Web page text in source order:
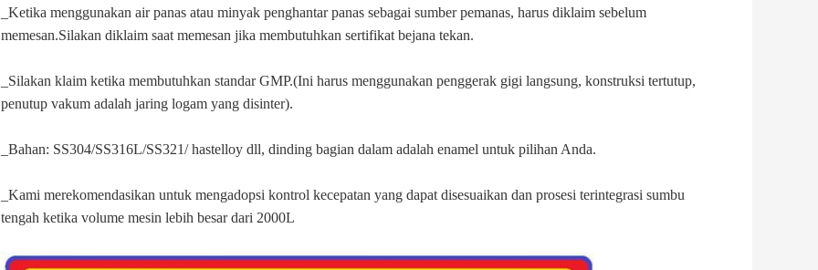
_Ketika menggunakan air panas atau minyak penghantar panas sebagai sumber pemanas, harus diklaim sebelum
memesan.Silakan diklaim saat memesan jika membutuhkan sertifikat bejana tekan.
_Silakan klaim ketika membutuhkan standar GMP.(Ini harus menggunakan penggerak gigi langsung, konstruksi tertutup,
penutup vakum adalah jaring logam yang disinter).
_Bahan: SS304/SS316L/SS321/ hastelloy dll, dinding bagian dalam adalah enamel untuk pilihan Anda.
_Kami merekomendasikan untuk mengadopsi kontrol kecepatan yang dapat disesuaikan dan prosesi terintegrasi sumbu
tengah ketika volume mesin lebih besar dari 2000L